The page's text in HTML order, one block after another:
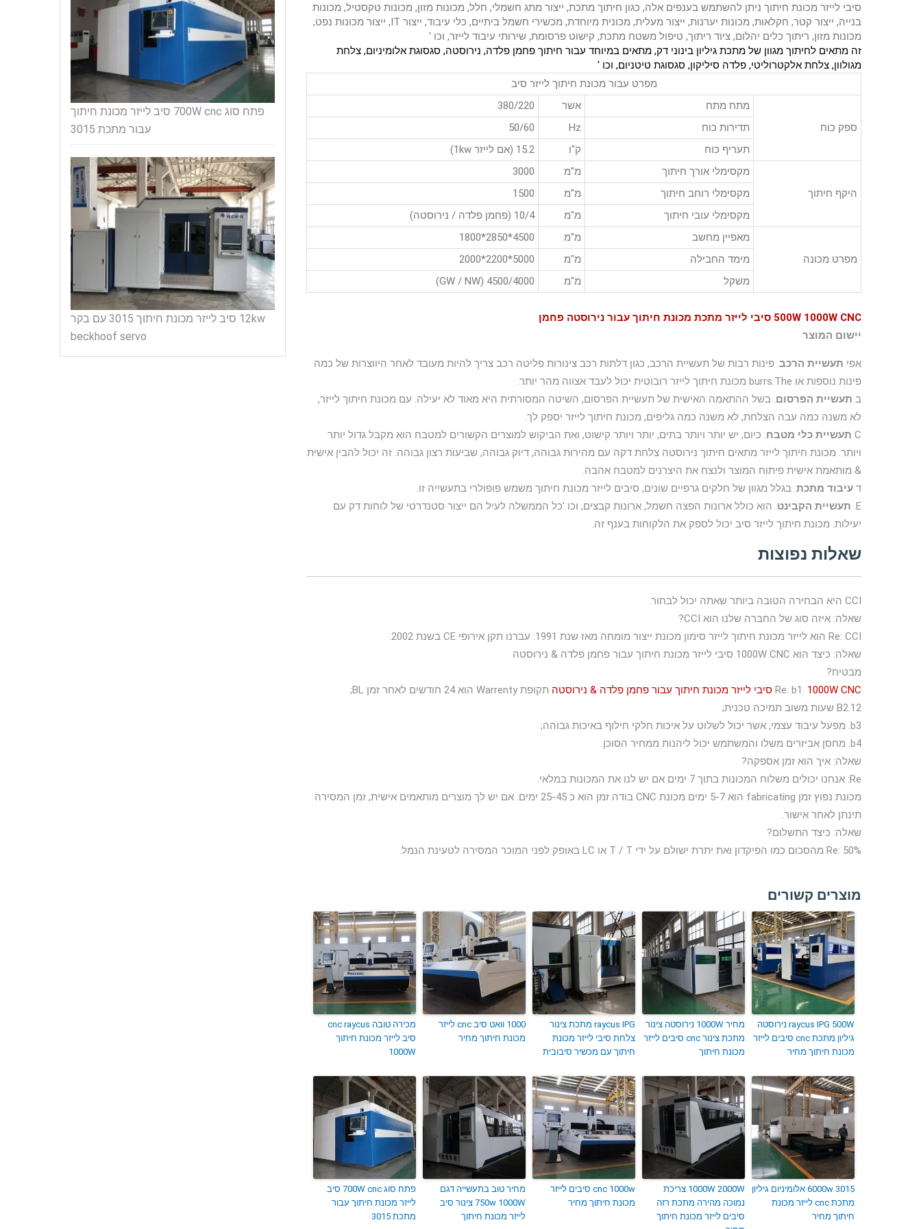
סיבי לייזר מכונת חיתוך ניתן להשתמש בענפים אלה, כגון חיתוך מתכת, ייצור מתג חשמלי, חלל, מכונות מזון, מכונות טקסטיל, מכונות
בנייה, ייצור קטר, חקלאות, מכונות יערנות, ייצור מעלית, מכונית מיוחדת, מכשירי חשמל ביתיים, כלי עיבוד, ייצור IT, ייצור מכונות נפט,
מכונות מזון, ריתוך כלים יהלום, ציוד ריתוך, טיפול משטח מתכת, קישוט פרסומת, שירותי עיבוד לייזר, וכו '
זה מתאים לחיתוך מגוון של מתכת גיליון בינוני דק, מתאים במיוחד עבור חיתוך פחמן פלדה, נירוסטה, סגסוגת אלומיניום, צלחת
מגולוון, צלחת אלקטרוליטי, פלדה סיליקון, סגסוגת טיטניום, וכו '
מפרט עבור מכונת חיתוך לייזר סיב
ספק כוח
מתח מתח אשר
380/220
תדירות כוח
Hz
50/60
תעריף כוח
ק"ו 15.2 (אם לייזר 1kw)
היקף חיתוך
מקסימלי אורך חיתוך מ"מ
3000
מקסימלי רוחב חיתוך
מ"מ
1500
מקסימלי עובי חיתוך
מ"מ 10/4 (פחמן פלדה / נירוסטה)
מפרט מכונה
מאפיין מחשב מ"מ
4500*2850*1800
מימד החבילה
מ"מ
5000*2200*2000
משקל
מ"מ 4500/4000 (GW / NW)
500W 1000W CNC סיבי לייזר מתכת מכונת חיתוך עבור נירוסטה פחמן
יישום המוצר
אפי תעשיית הרכב . פינות רבות של תעשיית הרכב, כגון דלתות רכב צינורות פליטה רכב צריך להיות מעובד לאחר היווצרות של כמה
פינות נוספות או burrs.The מכונת חיתוך לייזר רובוטית יכול לעבד אצווה מהר יותר.
ב תעשיית הפרסום . בשל ההתאמה האישית של תעשיית הפרסום, השיטה המסורתית היא מאוד לא יעילה. עם מכונת חיתוך לייזר,
לא משנה כמה עבה הצלחת, לא משנה כמה גליפים, מכונת חיתוך לייזר יספק לך.
C תעשיית כלי מטבח . כיום, יש יותר ויותר בתים, יותר ויותר קישוט, ואת הביקוש למוצרים הקשורים למטבח הוא מקבל גדול יותר
ויותר. מכונת חיתוך לייזר מתאים חיתוך נירוסטה צלחת דקה עם מהירות גבוהה, דיוק גבוהה, שביעות רצון גבוהה. זה יכול להבין אישית
& מותאמת אישית פיתוח המוצר ולנצח את היצרנים למטבח אהבה.
ד עיבוד מתכת . בגלל מגוון של חלקים גרפיים שונים, סיבים לייזר מכונת חיתוך משמש פופולרי בתעשייה זו.
E. תעשיית הקבינט . הוא כולל ארונות הפצה חשמל, ארונות קבצים, וכו 'כל הממשלה לעיל הם ייצור סטנדרטי של לוחות דק עם
יעילות. מכונת חיתוך לייזר סיב יכול לספק את הלקוחות בענף זה.
שאלות נפוצות
CCI היא הבחירה הטובה ביותר שאתה יכול לבחור.
שאלה: איזה סוג של החברה שלנו הוא CCI?
Re: CCI הוא לייזר מכונת חיתוך לייזר סימון מכונת ייצור מומחה מאז שנת 1991. עברנו תקן אירופי CE בשנת 2002.
שאלה: כיצד הוא 1000W CNC סיבי לייזר מכונת חיתוך עבור פחמן פלדה & נירוסטה
מבטיח?
Re: b1. 1000W CNC סיבי לייזר מכונת חיתוך עבור פחמן פלדה & נירוסטה
תקופת Warrenty הוא 24 חודשים לאחר זמן BL;
B2.12 שעות משוב תמיכה טכנית;
b3. מפעל עיבוד עצמי, אשר יכול לשלוט על איכות חלקי חילוף באיכות גבוהה;
b4. מחסן אביזרים משלו והמשתמש יכול ליהנות ממחיר הסוכן.
שאלה: איך הוא זמן אספקה?
Re: אנחנו יכולים משלוח המכונות בתוך 7 ימים אם יש לנו את המכונות במלאי.
מכונת נפוץ זמן fabricating הוא 5-7 ימים מכונת CNC בודה זמן הוא כ 25-45 ימים. אם יש לך מוצרים מותאמים אישית, זמן המסירה
תינתן לאחר אישור.
שאלה: כיצד התשלום?
Re: 50% מהסכום כמו הפיקדון ואת יתרת ישולם על ידי T / T או LC באופק לפני המוכר המסירה לטעינת הנמל.
מוצרים קשורים
raycus IPG 500W נירוסטה
גיליון מתכת cnc סיבים לייזר
מכונת חיתוך מחיר
מחיר 1000W נירוסטה צינור
מתכת צינור cnc סיבים לייזר
מכונת חיתוך
raycus IPG מתכת צינור
צלחת סיבי לייזר מכונת
חיתוך עם מכשיר סיבובית
1000 וואט סיב cnc לייזר
מכונת חיתוך מחיר
מכירה טובה cnc raycus
סיב לייזר מכונת חיתוך
1000W
3015 6000w אלומיניום גיליון
מתכת cnc לייזר מכונת
חיתוך מחיר
1000W 2000W צריכת
נמוכה מהירה מתכת רזה
סיבים לייזר מכונת חיתוך
cnc 1000w סיבים לייזר
מכונת חיתוך מחיר
מחיר טוב בתעשייה דגם
750w 1000W צינור סיב
לייזר מכונת חיתוך
פתח סוג 700W cnc סיב
לייזר מכונת חיתוך עבור
מתכת 3015
פתח סוג 700W cnc סיב לייזר מכונת חיתוך
עבור מתכת 3015
12kw סיב לייזר מכונת חיתוך 3015 עם בקר
beckhoof servo